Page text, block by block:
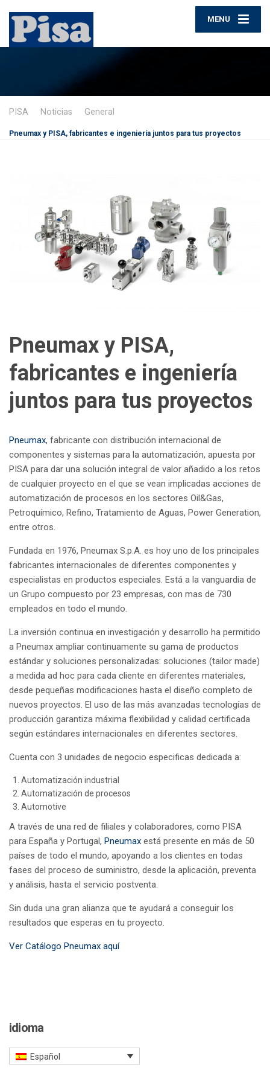
MENU
PISA Noticias General
Pneumax y PISA, fabricantes e ingeniería juntos para tus proyectos
Pneumax y PISA,
fabricantes e ingeniería
juntos para tus proyectos
Pneumax, fabricante con distribución internacional de
componentes y sistemas para la automatización, apuesta por
PISA para dar una solución integral de valor añadido a los retos
de cualquier proyecto en el que se vean implicadas acciones de
automatización de procesos en los sectores Oil&Gas,
Petroquímico, Refino, Tratamiento de Aguas, Power Generation,
entre otros.
Fundada en 1976, Pneumax S.p.A. es hoy uno de los principales
fabricantes internacionales de diferentes componentes y
especialistas en productos especiales. Está a la vanguardia de
un Grupo compuesto por 23 empresas, con mas de 730
empleados en todo el mundo.
La inversión continua en investigación y desarrollo ha permitido
a Pneumax ampliar continuamente su gama de productos
estándar y soluciones personalizadas: soluciones (tailor made)
a medida ad hoc para cada cliente en diferentes materiales,
desde pequeñas modificaciones hasta el diseño completo de
nuevos proyectos. El uso de las más avanzadas tecnologías de
producción garantiza máxima flexibilidad y calidad certificada
según estándares internacionales en diferentes sectores.
Cuenta con 3 unidades de negocio especificas dedicada a:
Automatización industrial
Automatización de procesos
Automotive
A través de una red de filiales y colaboradores, como PISA
para España y Portugal, Pneumax está presente en más de 50
países de todo el mundo, apoyando a los clientes en todas
fases del proceso de suministro, desde la aplicación, preventa
y análisis, hasta el servicio postventa.
Sin duda una gran alianza que te ayudará a conseguir los
resultados que esperas en tu proyecto.
Ver Catálogo Pneumax aquí
idioma
Español